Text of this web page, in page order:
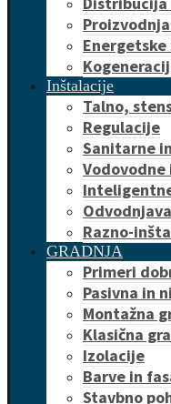
Inštalacije
Talno,
Regulacije
Sanitarne
Razno-
GRADNJA
Primeri
Pasivna in
Montažna
Klasična
Izolacije
Barve in
Stavbno